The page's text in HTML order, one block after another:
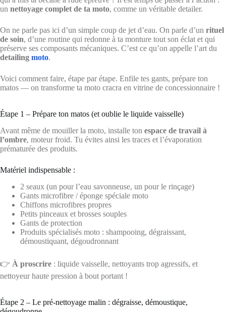
un nettoyage complet de ta moto, comme un véritable detailer.
On ne parle pas ici d’un simple coup de jet d’eau. On parle d’un rituel
de soin, d’une routine qui redonne à ta monture tout son éclat et qui
préserve ses composants mécaniques. C’est ce qu’on appelle l’art du
detailing moto.
Voici comment faire, étape par étape. Enfile tes gants, prépare ton
matos — on transforme ta moto cracra en vitrine de concessionnaire !
Étape 1 – Prépare ton matos (et oublie le liquide vaisselle)
Avant même de mouiller la moto, installe ton espace de travail à
l’ombre, moteur froid. Tu évites ainsi les traces et l’évaporation
prématurée des produits.
Matériel indispensable :
2 seaux (un pour l’eau savonneuse, un pour le rinçage)
Gants microfibre / éponge spéciale moto
Chiffons microfibres propres
Petits pinceaux et brosses souples
Gants de protection
Produits spécialisés moto : shampooing, dégraissant,
démoustiquant, dégoudronnant
👉 À proscrire : liquide vaisselle, nettoyants trop agressifs, et
nettoyeur haute pression à bout portant !
Étape 2 – Le pré-nettoyage malin : dégraisse, démoustique,